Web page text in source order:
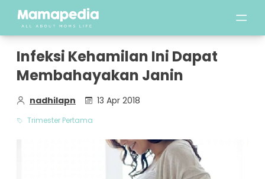
Infeksi Kehamilan Ini Dapat
Membahayakan Janin
nadhilapn 13 Apr 2018
Trimester Pertama